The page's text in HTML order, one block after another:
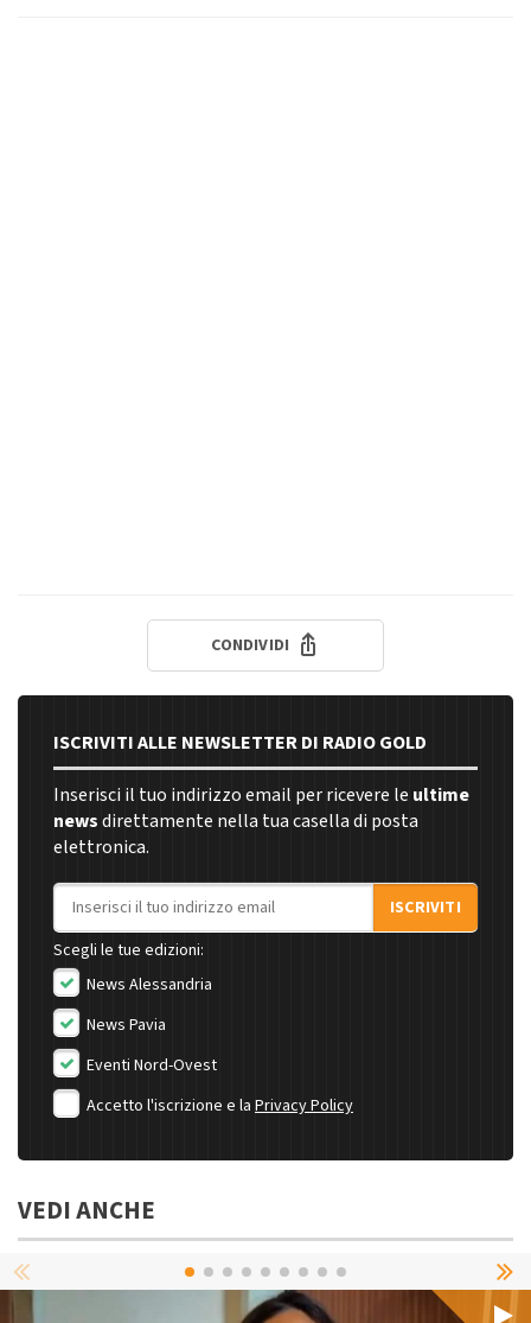
CONDIVIDI
ISCRIVITI ALLE NEWSLETTER DI RADIO GOLD
Inserisci il tuo indirizzo email per ricevere le ultime
newsdirettamente nella tua casella di posta
elettronica.
Indirizzo email
ISCRIVITI
Scegli le tue edizioni:
News Alessandria
News Pavia
Eventi Nord-Ovest
Accetto l'iscrizione e la Privacy Policy
VEDI ANCHE